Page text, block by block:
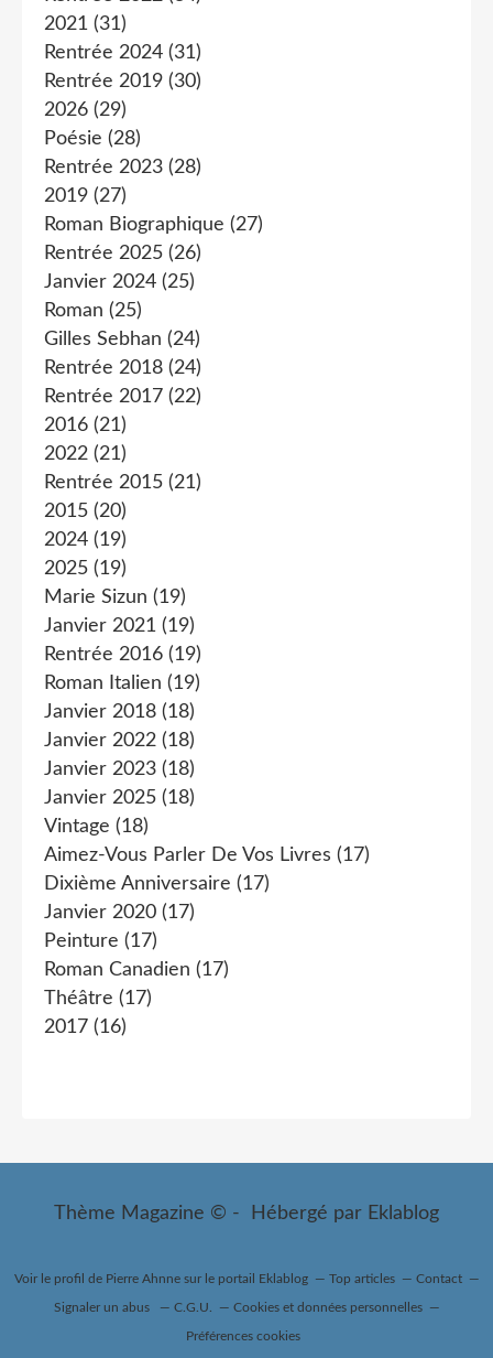
2021 (31)
Rentrée 2024 (31)
Rentrée 2019 (30)
2026 (29)
Poésie (28)
Rentrée 2023 (28)
2019 (27)
Roman Biographique (27)
Rentrée 2025 (26)
Janvier 2024 (25)
Roman (25)
Gilles Sebhan (24)
Rentrée 2018 (24)
Rentrée 2017 (22)
2016 (21)
2022 (21)
Rentrée 2015 (21)
2015 (20)
2024 (19)
2025 (19)
Marie Sizun (19)
Janvier 2021 (19)
Rentrée 2016 (19)
Roman Italien (19)
Janvier 2018 (18)
Janvier 2022 (18)
Janvier 2023 (18)
Janvier 2025 (18)
Vintage (18)
Aimez-Vous Parler De Vos Livres (17)
Dixième Anniversaire (17)
Janvier 2020 (17)
Peinture (17)
Roman Canadien (17)
Théâtre (17)
2017 (16)
Thème Magazine © - Hébergé par Eklablog
Voir le profil de Pierre Ahnnesur le portail Eklablog Top articles Contact
Signaler un abus C.G.U. Cookies et données personnelles
Préférences cookies